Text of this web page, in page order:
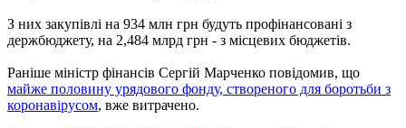
З них закупівлі на 934 млн грн будуть профінансовані з
держбюджету, на 2,484 млрд грн - з місцевих бюджетів.
Раніше міністр фінансів Сергій Марченко повідомив, що
майже половину урядового фонду, створеного для боротьби з
коронавірусом, вже витрачено.